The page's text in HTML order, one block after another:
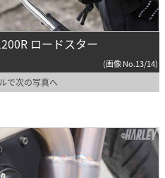
ロードスター
(画像 No.13/14)
で次の写真へ